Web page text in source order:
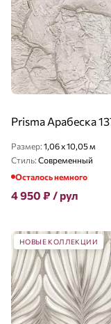
Prisma Арабеска
Размер: 1,06 x 10,05 м
Стиль: Современный
Осталось немного
4 950 ₽ / рул
НОВЫЕ КОЛЛЕКЦИИ